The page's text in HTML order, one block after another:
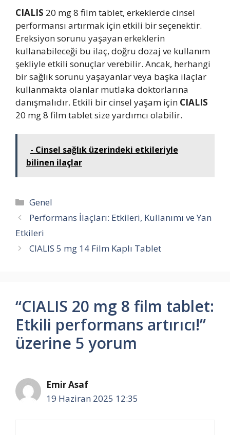
CIALIS 20 mg 8 film tablet, erkeklerde cinsel
performansı artırmak için etkili bir seçenektir.
Ereksiyon sorunu yaşayan erkeklerin
kullanabileceği bu ilaç, doğru dozaj ve kullanım
şekliyle etkili sonuçlar verebilir. Ancak, herhangi
bir sağlık sorunu yaşayanlar veya başka ilaçlar
kullanmakta olanlar mutlaka doktorlarına
danışmalıdır. Etkili bir cinsel yaşam için CIALIS
20 mg 8 film tablet size yardımcı olabilir.
- Cinsel sağlık üzerindeki etkileriyle
bilinen ilaçlar
Kategoriler
Genel
Performans İlaçları: Etkileri, Kullanımı ve Yan
Etkileri
CIALIS 5 mg 14 Film Kaplı Tablet
“CIALIS 20 mg 8 film tablet:
Etkili performans artırıcı!”
üzerine 5 yorum
Emir Asaf
19 Haziran 2025 12:35